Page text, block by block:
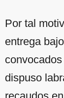
Por tal
entrega
dispuso